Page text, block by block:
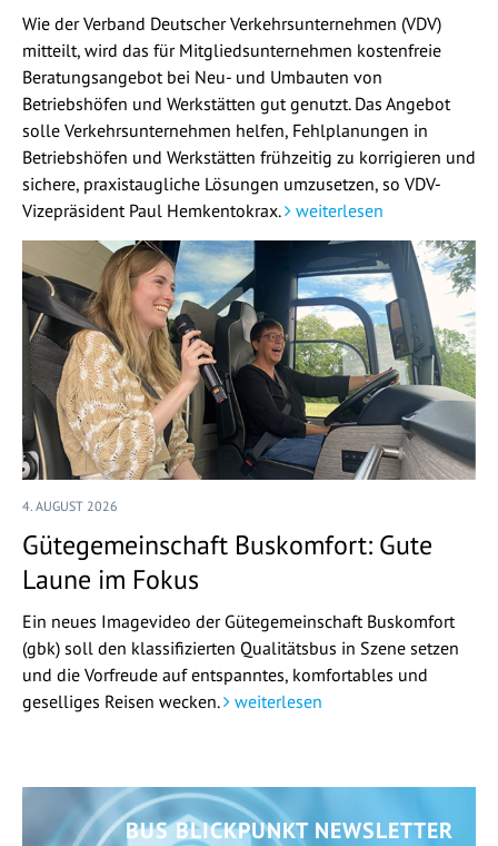
Wie der Verband Deutscher Verkehrsunternehmen (VDV)
mitteilt, wird das für Mitgliedsunternehmen kostenfreie
Beratungsangebot bei Neu- und Umbauten von
Betriebshöfen und Werkstätten gut genutzt. Das Angebot
solle Verkehrsunternehmen helfen, Fehlplanungen in
Betriebshöfen und Werkstätten frühzeitig zu korrigieren und
sichere, praxistaugliche Lösungen umzusetzen, so VDV-
Vizepräsident Paul Hemkentokrax.
weiterlesen
4. AUGUST 2026
Gütegemeinschaft Buskomfort: Gute
Laune im Fokus
Ein neues Imagevideo der Gütegemeinschaft Buskomfort
(gbk) soll den klassifizierten Qualitätsbus in Szene setzen
und die Vorfreude auf entspanntes, komfortables und
geselliges Reisen wecken.
weiterlesen
BUS BLICKPUNKT NEWSLETTER